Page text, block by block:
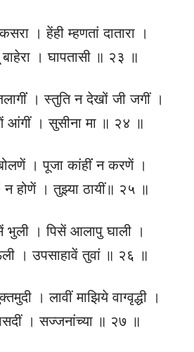
। हेंही म्हणतां दातारा ।
। घापतासी ॥ २३ ॥
। स्तुति न देखों जी जगीं ।
आंगीं । सुसीना मा ॥ २४ ॥
। पूजा कांहींं न करणें ।
होणें । तुझ्या ठायीं॥ २५ ॥
भुली । पिसें आलापु घाली ।
। उपसाहावें तुवां ॥ २६ ॥
। लावीं माझिये वाग्वृद्धी ।
। सज्जनांच्या ॥ २७ ॥